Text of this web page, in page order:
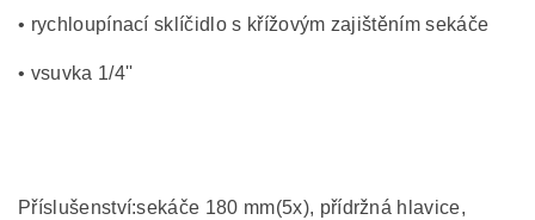
• rychloupínací sklíčidlo s křížovým zajištěním sekáče
• vsuvka 1/4''
Příslušenství:sekáče 180 mm(5x), přídržná hlavice,